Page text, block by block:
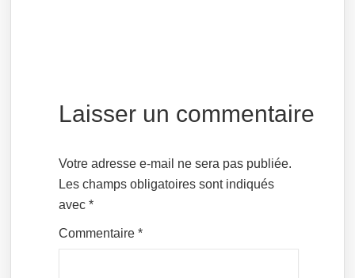
Laisser un commentaire
Votre adresse e-mail ne sera pas publiée.
Les champs obligatoires sont indiqués
avec*
Commentaire*